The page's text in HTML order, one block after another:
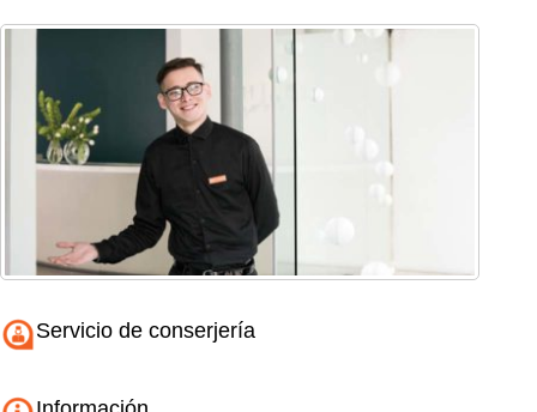
Servicio de conserjería